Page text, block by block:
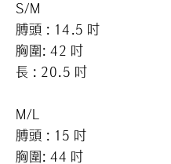
S/M
膊頭 : 14.5 吋
胸圍: 42 吋
長 : 20.5 吋
M/L
膊頭 : 15 吋
胸圍: 44 吋